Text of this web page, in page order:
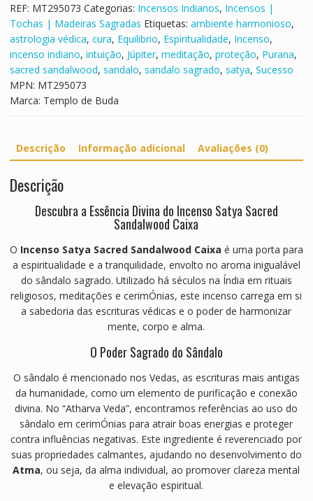
REF: MT295073 Categorias: Incensos Indianos, Incensos |
Tochas | Madeiras Sagradas Etiquetas: ambiente harmonioso,
astrologia védica, cura, Equilibrio, Espiritualidade, Incenso,
incenso indiano, intuição, Júpiter, meditação, proteção, Purana,
sacred sandalwood, sandalo, sandalo sagrado, satya, Sucesso
MPN: MT295073
Marca: Templo de Buda
Descrição Informação adicional Avaliações (0)
Descrição
Descubra a Essência Divina do Incenso Satya Sacred
Sandalwood Caixa
O Incenso Satya Sacred Sandalwood Caixa é uma porta para
a espiritualidade e a tranquilidade, envolto no aroma inigualável
do sândalo sagrado. Utilizado há séculos na Índia em rituais
religiosos, meditações e cerimÓnias, este incenso carrega em si
a sabedoria das escrituras védicas e o poder de harmonizar
mente, corpo e alma.
O Poder Sagrado do Sândalo
O sândalo é mencionado nos Vedas, as escrituras mais antigas
da humanidade, como um elemento de purificação e conexão
divina. No “Atharva Veda”, encontramos referências ao uso do
sândalo em cerimÓnias para atrair boas energias e proteger
contra influências negativas. Este ingrediente é reverenciado por
suas propriedades calmantes, ajudando no desenvolvimento do
Atma, ou seja, da alma individual, ao promover clareza mental
e elevação espiritual.